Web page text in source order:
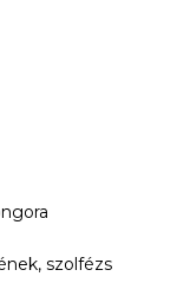
szolfézs